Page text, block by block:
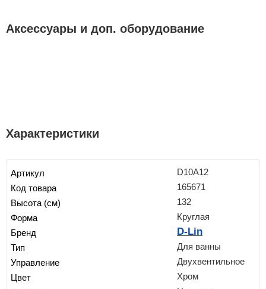
Аксессуары и доп. оборудование
Характеристики
Артикул D10A12
Код товара 165671
Высота (см) 132
Форма Круглая
Бренд D-Lin
Тип Для ванны
Управление Двухвентильное
Цвет Хром